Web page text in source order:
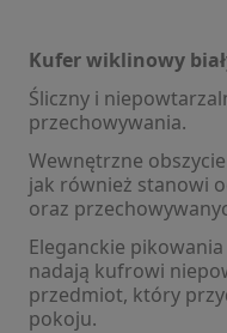
Kufer wiklinowy
Śliczny i
przechowywania.
Wewnętrzne
jak również stanowi
oraz
Eleganckie pikowania
nadają kufrowi
przedmiot, który
pokoju.